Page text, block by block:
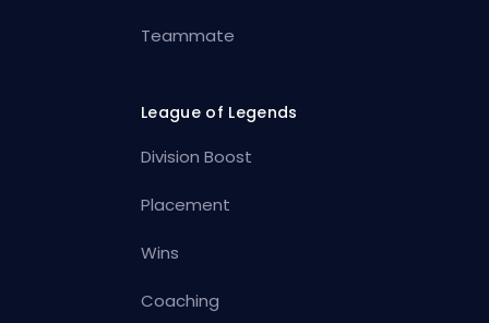
Teammate
League of Legends
Division Boost
Placement
Wins
Coaching